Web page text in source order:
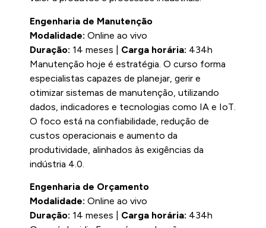
Engenharia de Manutenção
Modalidade: Online ao vivo
Duração: 14 meses | Carga horária: 434h
Manutenção hoje é estratégia. O curso forma
especialistas capazes de planejar, gerir e
otimizar sistemas de manutenção, utilizando
dados, indicadores e tecnologias como IA e IoT.
O foco está na confiabilidade, redução de
custos operacionais e aumento da
produtividade, alinhados às exigências da
indústria 4.0.
Engenharia de Orçamento
Modalidade: Online ao vivo
Duração: 14 meses | Carga horária: 434h